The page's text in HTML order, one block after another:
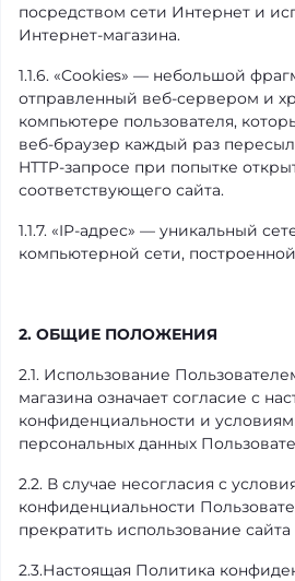
посредством сети Интернет и
Интернет-магазина.
1.1.6. «Cookies» — небольшой
отправленный веб-сервером и
компьютере пользователя,
веб-браузер каждый раз
HTTP-запросе при попытке
соответствующего сайта.
1.1.7. «IP-адрес» — уникальный
компьютерной сети,
2. ОБЩИЕ ПОЛОЖЕНИЯ
2.1. Использование
магазина означает согласие с
конфиденциальности и
персональных данных
2.2. В случае несогласия с
конфиденциальности
прекратить использование
2.3.Настоящая Политика